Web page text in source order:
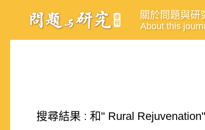
關於問題與研
About this
搜尋結果 : 和" Rural